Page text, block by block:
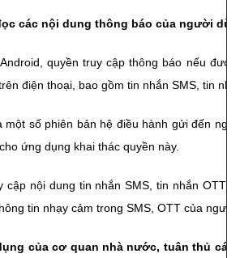
các nội dung thông báo của người
quyền truy cập thông báo nếu
điện thoại, bao gồm tin nhắn SMS, tin
một số phiên bản hệ điều hành gửi đến
ứng dụng khai thác quyền này.
cập nội dung tin nhắn SMS, tin nhắn OTT
tin nhạy cảm trong SMS, OTT của
của cơ quan nhà nước, tuân thủ các